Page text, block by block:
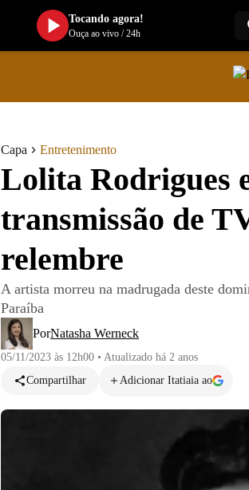
Capa Entretenimento
Lolita Rodrigues
transmissão de
relembre
A artista morreu na madrugada deste
Paraíba
PorNatasha Werneck
05/11/2023 às 12h00 • Atualizado há 2 anos
Compartilhar
Adicionar Itatiaia ao
Tocando agora!
Ouça ao vivo/24h